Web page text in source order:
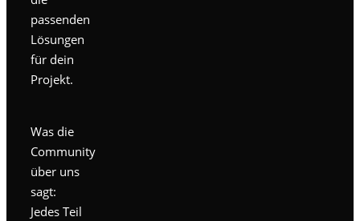
passenden
Lösungen
für dein
Projekt.
Was die
Community
über uns
sagt:
Jedes Teil